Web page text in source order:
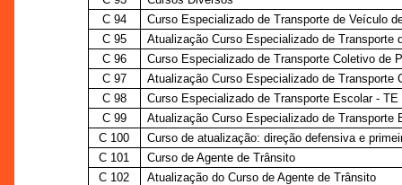
C 94
Curso Especializado de Transporte de Veículo
C 95
Atualização Curso Especializado de Transporte
C 96
Curso Especializado de Transporte Coletivo de
C 97
Atualização Curso Especializado de Transporte
C 98
Curso Especializado de Transporte Escolar - TE
C 99
Atualização Curso Especializado de Transporte
C 100
Curso de atualização: direção defensiva e
C 101
Curso de Agente de Trânsito
C 102
Atualização do Curso de Agente de Trânsito